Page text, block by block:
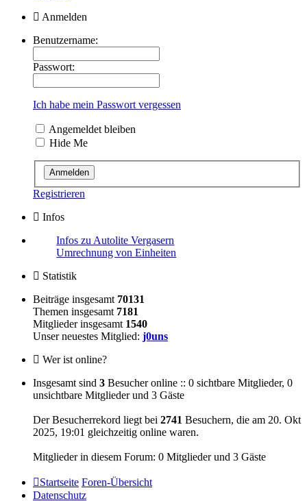
Anmelden
Benutzername:
Passwort:
Ich habe mein Passwort vergessen
Angemeldet bleiben
Hide Me
Registrieren
Infos
Infos zu Autolite Vergasern
Umrechnung von Einheiten
Statistik
Beiträge insgesamt 70131
Themen insgesamt 7181
Mitglieder insgesamt 1540
Unser neuestes Mitglied: j0uns
Wer ist online?
Insgesamt sind 3 Besucher online :: 0 sichtbare Mitglieder, 0
unsichtbare Mitglieder und 3 Gäste
Der Besucherrekord liegt bei 2741 Besuchern, die am 20. Okt
2025, 19:01 gleichzeitig online waren.
Mitglieder in diesem Forum: 0 Mitglieder und 3 Gäste
Startseite Foren-Übersicht
Datenschutz